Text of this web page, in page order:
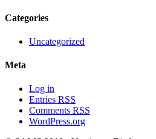
Categories
Uncategorized
Meta
Log in
Entries RSS
Comments RSS
WordPress.org